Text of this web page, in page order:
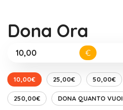
Dona Ora
€
10,00€ 25,00€ 50,00€
250,00€ DONA QUANTO VUOI